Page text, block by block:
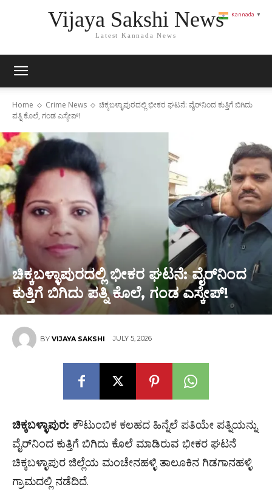
Vijaya Sakshi News
Latest Kannada News
Home Crime News
ಚಿಕ್ಕಬಳ್ಳಾಪುರದಲ್ಲಿ ಭೀಕರ ಘಟನೆ: ವೈರ್‌ನಿಂದ ಕುತ್ತಿಗೆ ಬಿಗಿದು
ಪತ್ನಿ ಕೊಲೆ, ಗಂಡ ಎಸ್ಕೇಪ್!
ಚಿಕ್ಕಬಳ್ಳಾಪುರದಲ್ಲಿ ಭೀಕರ ಘಟನೆ: ವೈರ್‌ನಿಂದ
ಕುತ್ತಿಗೆ ಬಿಗಿದು ಪತ್ನಿ ಕೊಲೆ, ಗಂಡ ಎಸ್ಕೇಪ್!
BY VIJAYA SAKSHI JULY 5, 2026
ಚಿಕ್ಕಬಳ್ಳಾಪುರ: ಕೌಟುಂಬಿಕ ಕಲಹದ ಹಿನ್ನೆಲೆ ಪತಿಯೇ ಪತ್ನಿಯನ್ನು
ವೈರ್‌ನಿಂದ ಕುತ್ತಿಗೆ ಬಿಗಿದು ಕೊಲೆ ಮಾಡಿರುವ ಭೀಕರ ಘಟನೆ
ಚಿಕ್ಕಬಳ್ಳಾಪುರ ಜಿಲ್ಲೆಯ ಮಂಚೇನಹಳ್ಳಿ ತಾಲೂಕಿನ ಗಿಡಗಾನಹಳ್ಳಿ
ಗ್ರಾಮದಲ್ಲಿ ನಡೆದಿದೆ.
Kannada ▼